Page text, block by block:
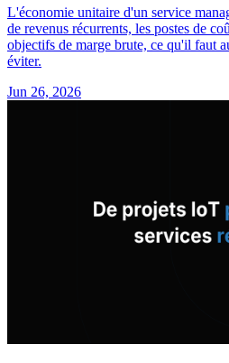
L'économie unitaire d'un service
de revenus récurrents, les postes de
objectifs de marge brute, ce qu'il faut
éviter.
Jun 26, 2026